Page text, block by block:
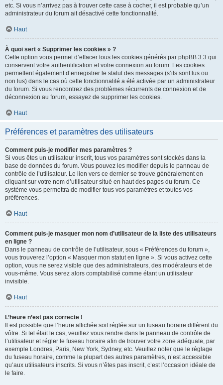
etc. Si vous n’arrivez pas à trouver cette case à cocher, il est probable qu’un
administrateur du forum ait désactivé cette fonctionnalité.
Haut
À quoi sert « Supprimer les cookies » ?
Cette option vous permet d’effacer tous les cookies générés par phpBB 3.3 qui
conservent votre authentification et votre connexion au forum. Les cookies
permettent également d’enregistrer le statut des messages (s’ils sont lus ou
non lus) dans le cas où cette fonctionnalité a été activée par un administrateur
du forum. Si vous rencontrez des problèmes récurrents de connexion et de
déconnexion au forum, essayez de supprimer les cookies.
Haut
Préférences et paramètres des utilisateurs
Comment puis-je modifier mes paramètres ?
Si vous êtes un utilisateur inscrit, tous vos paramètres sont stockés dans la
base de données du forum. Vous pouvez les modifier depuis le panneau de
contrôle de l’utilisateur. Le lien vers ce dernier se trouve généralement en
cliquant sur votre nom d’utilisateur situé en haut des pages du forum. Ce
système vous permettra de modifier tous vos paramètres et toutes vos
préférences.
Haut
Comment puis-je masquer mon nom d’utilisateur de la liste des utilisateurs
en ligne ?
Dans le panneau de contrôle de l’utilisateur, sous « Préférences du forum »,
vous trouverez l’option « Masquer mon statut en ligne ». Si vous activez cette
option, vous ne serez visible que des administrateurs, des modérateurs et de
vous-même. Vous serez alors comptabilisé comme étant un utilisateur
invisible.
Haut
L’heure n’est pas correcte !
Il est possible que l’heure affichée soit réglée sur un fuseau horaire différent du
vôtre. Si tel était le cas, veuillez vous rendre dans le panneau de contrôle de
l’utilisateur et régler le fuseau horaire afin de trouver votre zone adéquate, par
exemple Londres, Paris, New York, Sydney, etc. Veuillez noter que le réglage
du fuseau horaire, comme la plupart des autres paramètres, n’est accessible
qu’aux utilisateurs inscrits. Si vous n’êtes pas inscrit, c’est l’occasion idéale de
le faire.